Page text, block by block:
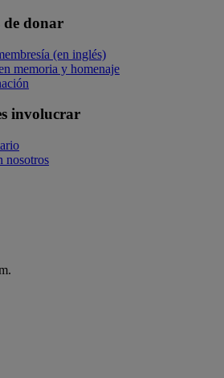
de donar
(en inglés)
memoria y homenaje
involucrar
nosotros